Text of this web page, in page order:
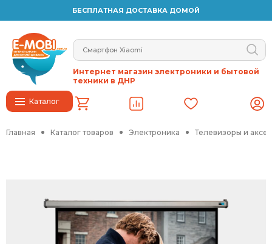
БЕСПЛАТНАЯ ДОСТАВКА ДОМОЙ
Каталог
Интернет магазин электроники и бытовой
техники в ДНР
Главная Каталог товаров Электроника Телевизоры и